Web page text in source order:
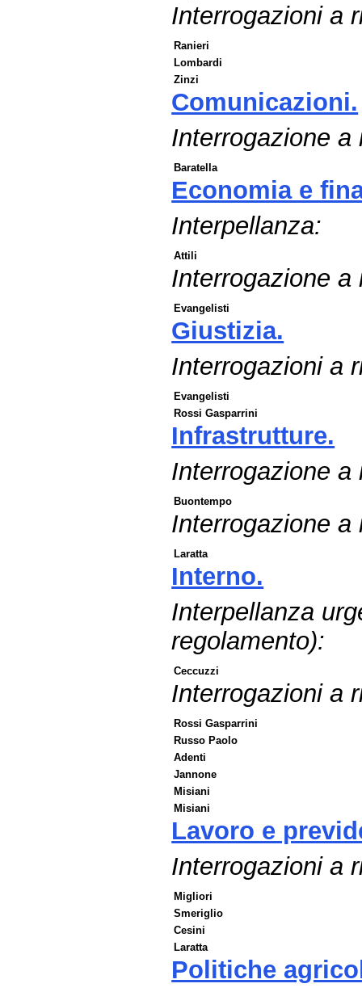
Interrogazioni a
Ranieri
Lombardi
Zinzi
Comunicazioni.
Interrogazione
Baratella
Economia e
Interpellanza:
Attili
Interrogazione
Evangelisti
Giustizia.
Interrogazioni a
Evangelisti
Rossi Gasparrini
Infrastrutture.
Interrogazione a
Buontempo
Interrogazione
Laratta
Interno.
Interpellanza
regolamento):
Ceccuzzi
Interrogazioni a
Rossi Gasparrini
Russo Paolo
Adenti
Jannone
Misiani
Misiani
Lavoro e
Interrogazioni a
Migliori
Smeriglio
Cesini
Laratta
Politiche